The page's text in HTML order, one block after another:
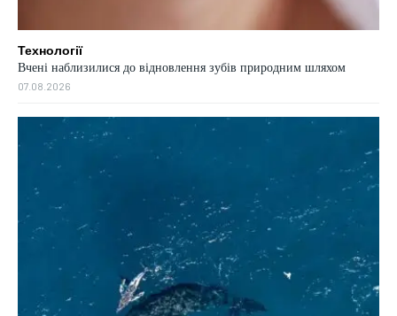
Технології
Вчені наблизилися до відновлення зубів природним шляхом
07.08.2026